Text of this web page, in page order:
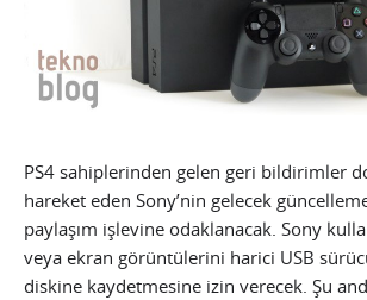
PS4 sahiplerinden gelen geri bildirimler
hareket eden Sony’nin gelecek
paylaşım işlevine odaklanacak. Sony
veya ekran görüntülerini harici USB
diskine kaydetmesine izin verecek. Şu